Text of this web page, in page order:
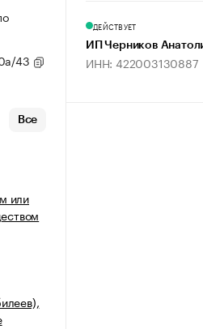
43
Все
или
ДЕЙСТВУЕТ
ИП Черников
ИНН: 422003130887